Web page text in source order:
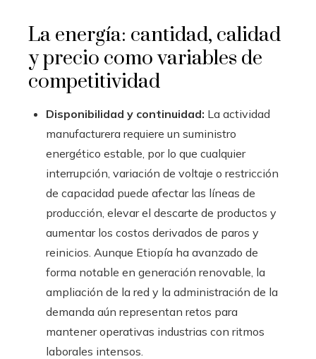
La energía: cantidad, calidad
y precio como variables de
competitividad
Disponibilidad y continuidad: La actividad
manufacturera requiere un suministro
energético estable, por lo que cualquier
interrupción, variación de voltaje o restricción
de capacidad puede afectar las líneas de
producción, elevar el descarte de productos y
aumentar los costos derivados de paros y
reinicios. Aunque Etiopía ha avanzado de
forma notable en generación renovable, la
ampliación de la red y la administración de la
demanda aún representan retos para
mantener operativas industrias con ritmos
laborales intensos.